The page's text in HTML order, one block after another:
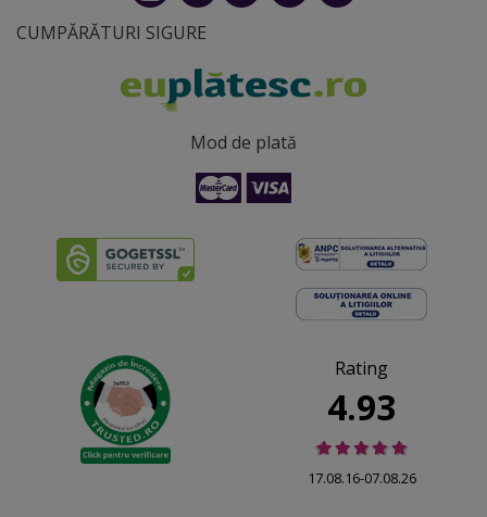
CUMPĂRĂTURI SIGURE
Mod de plată
Rating
4.93
17.08.16-07.08.26